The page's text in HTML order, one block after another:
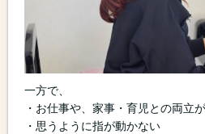
一方で、
・お仕事や、家事・育児との両立
・思うように指が動かない